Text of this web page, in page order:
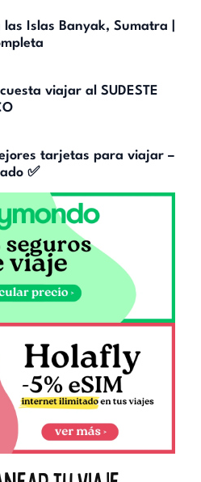
Islas Banyak, Sumatra |
viajar al SUDESTE
tarjetas para viajar –
✅